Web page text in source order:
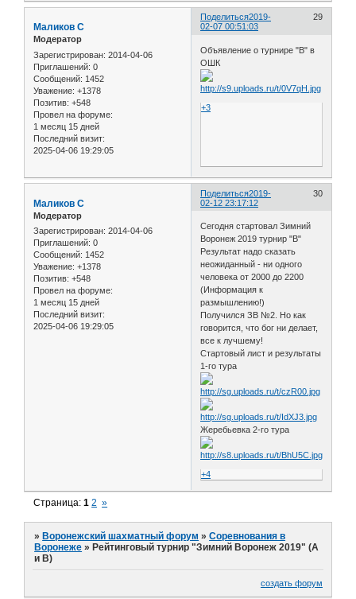
Поделиться 29
2019-
02-07 00:51:03
Маликов С
Модератор
Зарегистрирован: 2014-04-06
Приглашений: 0
Сообщений: 1452
Уважение: +1378
Позитив: +548
Провел на форуме:
1 месяц 15 дней
Последний визит:
2025-04-06 19:29:05
Объявление о турнире "В" в
ОШК
+3
Поделиться 30
2019-
02-12 23:17:12
Маликов С
Модератор
Зарегистрирован: 2014-04-06
Приглашений: 0
Сообщений: 1452
Уважение: +1378
Позитив: +548
Провел на форуме:
1 месяц 15 дней
Последний визит:
2025-04-06 19:29:05
Сегодня стартовал Зимний
Воронеж 2019 турнир "В"
Результат надо сказать
неожиданный - ни одного
человека от 2000 до 2200
(Информация к
размышлению!)
Получился ЗВ №2. Но как
говорится, что бог ни делает,
все к лучшему!
Стартовый лист и результаты
1-го тура
Жеребьевка 2-го тура
+4
Страница:1 2 »
»Воронежский шахматный форум »Соревнования в
Воронеже »Рейтинговый турнир "Зимний Воронеж 2019" (А
и В)
создать форум